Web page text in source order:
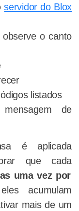
servidor do Blox
o canto
listados
de
é aplicada
que cada
uma vez por
acumulam
mais de um